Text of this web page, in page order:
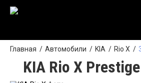
Главная Автомобили KIA Rio X
KIA Rio X